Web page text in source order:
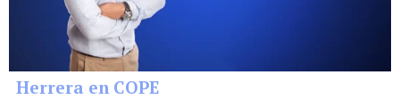
Herrera en COPE